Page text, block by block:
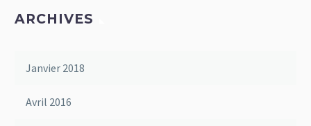
ARCHIVES
Janvier 2018
Avril 2016